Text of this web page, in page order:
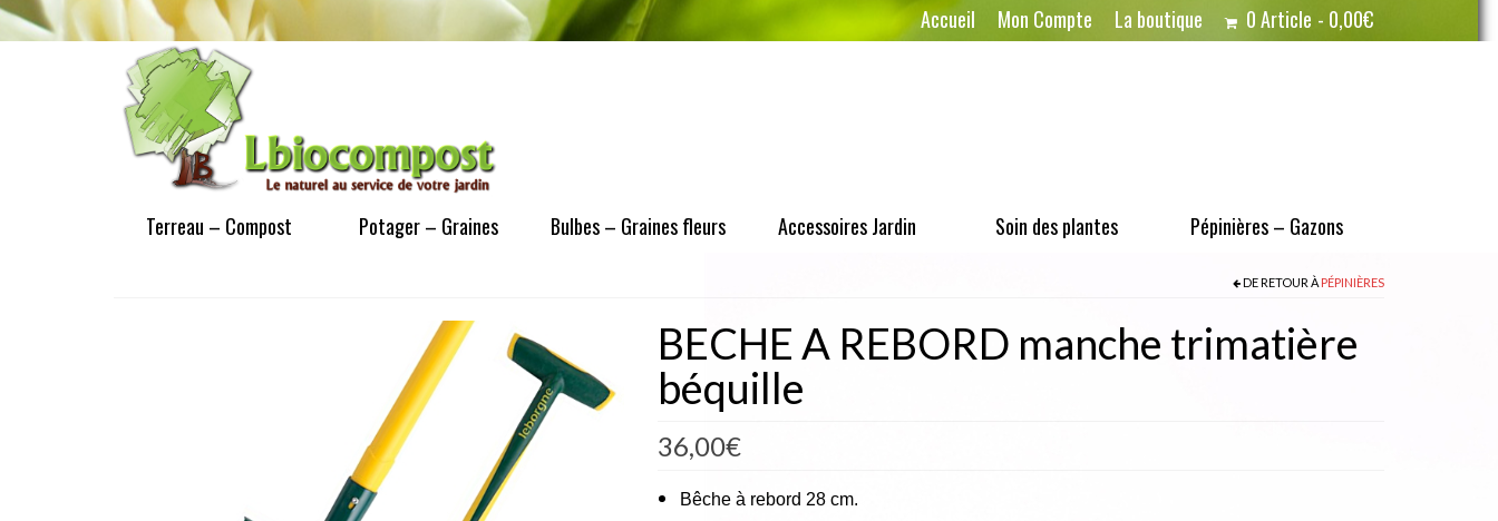
Accueil Mon Compte La boutique 0 Article 0,00€
Terreau – Compost Potager – Graines Bulbes – Graines fleurs Accessoires Jardin Soin des plantes Pépinières – Gazons
DE RETOUR À PÉPINIÈRES
BECHE A REBORD manche trimatière
béquille
36,00€
Bêche à rebord 28 cm.